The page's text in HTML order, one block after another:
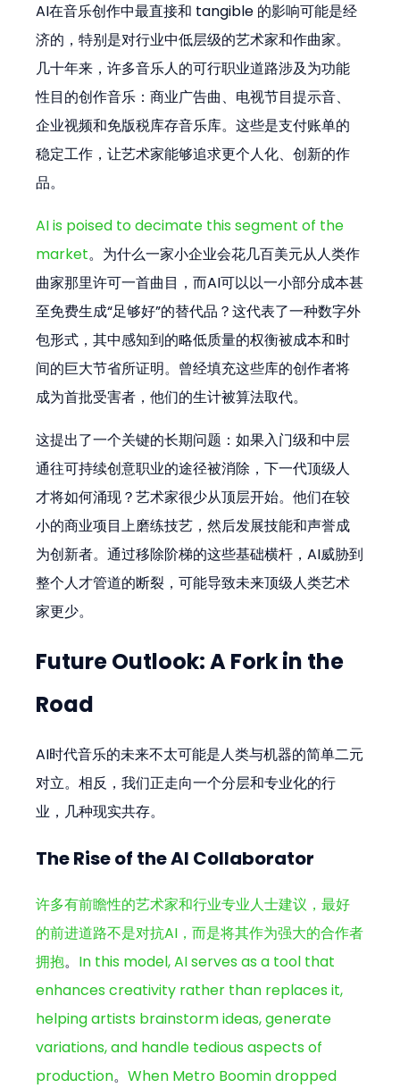
AI在音乐创作中最直接和 tangible 的影响可能是经
济的，特别是对行业中低层级的艺术家和作曲家。
几十年来，许多音乐人的可行职业道路涉及为功能
性目的创作音乐：商业广告曲、电视节目提示音、
企业视频和免版税库存音乐库。这些是支付账单的
稳定工作，让艺术家能够追求更个人化、创新的作
品。
AI is poised to decimate this segment of the
market。为什么一家小企业会花几百美元从人类作
曲家那里许可一首曲目，而AI可以以一小部分成本甚
至免费生成“足够好”的替代品？这代表了一种数字外
包形式，其中感知到的略低质量的权衡被成本和时
间的巨大节省所证明。曾经填充这些库的创作者将
成为首批受害者，他们的生计被算法取代。
这提出了一个关键的长期问题：如果入门级和中层
通往可持续创意职业的途径被消除，下一代顶级人
才将如何涌现？艺术家很少从顶层开始。他们在较
小的商业项目上磨练技艺，然后发展技能和声誉成
为创新者。通过移除阶梯的这些基础横杆，AI威胁到
整个人才管道的断裂，可能导致未来顶级人类艺术
家更少。
Future Outlook: A Fork in the
Road
AI时代音乐的未来不太可能是人类与机器的简单二元
对立。相反，我们正走向一个分层和专业化的行
业，几种现实共存。
The Rise of the AI Collaborator
许多有前瞻性的艺术家和行业专业人士建议，最好
的前进道路不是对抗AI，而是将其作为强大的合作者
拥抱。 In this model, AI serves as a tool that
enhances creativity rather than replaces it,
helping artists brainstorm ideas, generate
variations, and handle tedious aspects of
production。When Metro Boomin dropped